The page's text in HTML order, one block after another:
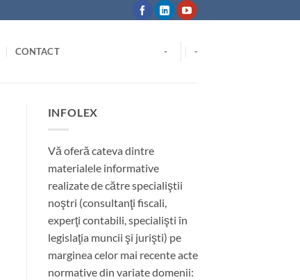
CONTACT - -
INFOLEX
Vă oferă cateva dintre
materialele informative
realizate de către specialiştii
noştri (consultanţi fiscali,
experţi contabili, specialişti în
legislaţia muncii şi jurişti) pe
marginea celor mai recente acte
normative din variate domenii: